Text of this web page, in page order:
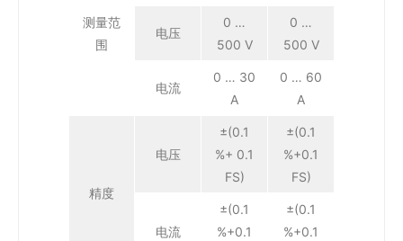
测量范
围
电压
0 …
500 V
0 …
500 V
电流
0 … 30
A
0 … 60
A
精度
电压
±(0.1
%+ 0.1
FS)
±(0.1
%+0.1
FS)
电流
±(0.1
%+0.1
±(0.1
%+0.1